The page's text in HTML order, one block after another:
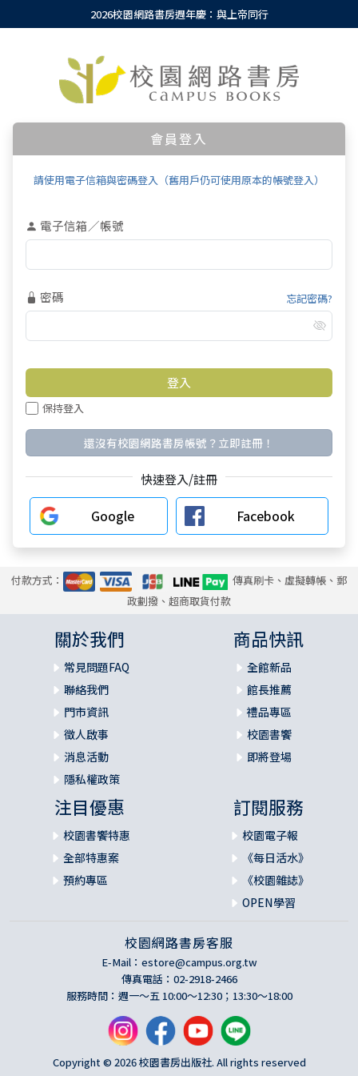
2026校園網路書房週年慶：與上帝同行
會員登入
請使用電子信箱與密碼登入（舊用戶仍可使用原本的帳號登入）
電子信箱／帳號
密碼 忘記密碼?
保持登入
還沒有校園網路書房帳號？立即註冊！
快速登入/註冊
Google Facebook
付款方式：
傳真刷卡、虛擬轉帳、郵
政劃撥、超商取貨付款
關於我們
常見問題FAQ
聯絡我們
門市資訊
徵人啟事
消息活動
隱私權政策
商品快訊
全館新品
館長推薦
禮品專區
校園書饗
即將登場
注目優惠
校園書饗特惠
全部特惠案
預約專區
訂閱服務
校園電子報
《每日活水》
《校園雜誌》
OPEN學習
校園網路書房客服
E-Mail： estore@campus.org.tw
傳真電話：02-2918-2466
服務時間：週一～五 10:00～12:30；13:30～18:00
Copyright © 2026 校園書房出版社. All rights reserved